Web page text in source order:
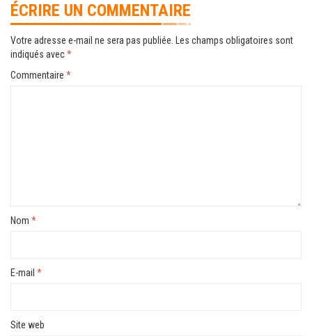
ÉCRIRE UN COMMENTAIRE
Votre adresse e-mail ne sera pas publiée.
Les champs obligatoires sont
indiqués avec*
Commentaire *
Nom *
E-mail *
Site web